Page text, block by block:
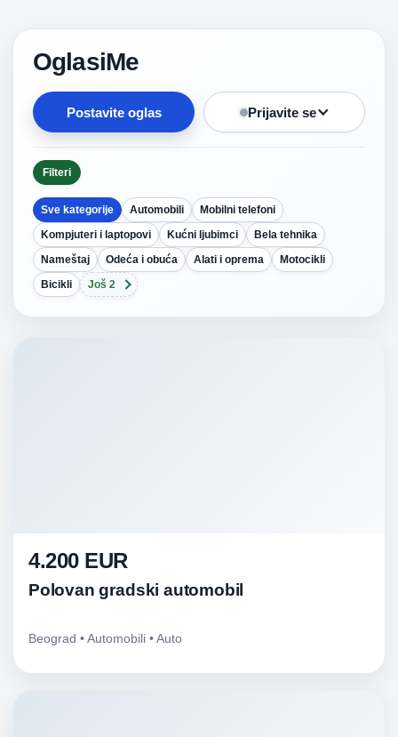
OglasiMe
Postavite oglas Prijavite se
Filteri
Sve kategorije Automobili
Mobilni telefoni
Kompjuteri i laptopovi
Kućni ljubimci
Bela tehnika
Nameštaj
Odeća i obuća Alati i oprema
Motocikli
Bicikli
Još 2
4.200 EUR
Polovan gradski automobil
Beograd • Automobili • Auto